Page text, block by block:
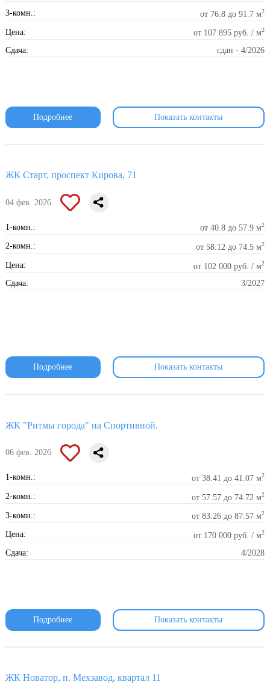
3-комн.: от 76.8 до 91.7 м2
Цена: от 107 895 руб. / м2
Сдача: сдан - 4/2026
Подробнее Показать контакты
ЖК Старт, проспект Кирова, 71
04 фев. 2026
1-комн.: от 40.8 до 57.9 м2
2-комн.: от 58.12 до 74.5 м2
Цена: от 102 000 руб. / м2
Сдача: 3/2027
Подробнее Показать контакты
ЖК "Ритмы города" на Спортивной.
06 фев. 2026
1-комн.: от 38.41 до 41.07 м2
2-комн.: от 57.57 до 74.72 м2
3-комн.: от 83.26 до 87.57 м2
Цена: от 170 000 руб. / м2
Сдача: 4/2028
Подробнее Показать контакты
ЖК Новатор, п. Мехзавод, квартал 11